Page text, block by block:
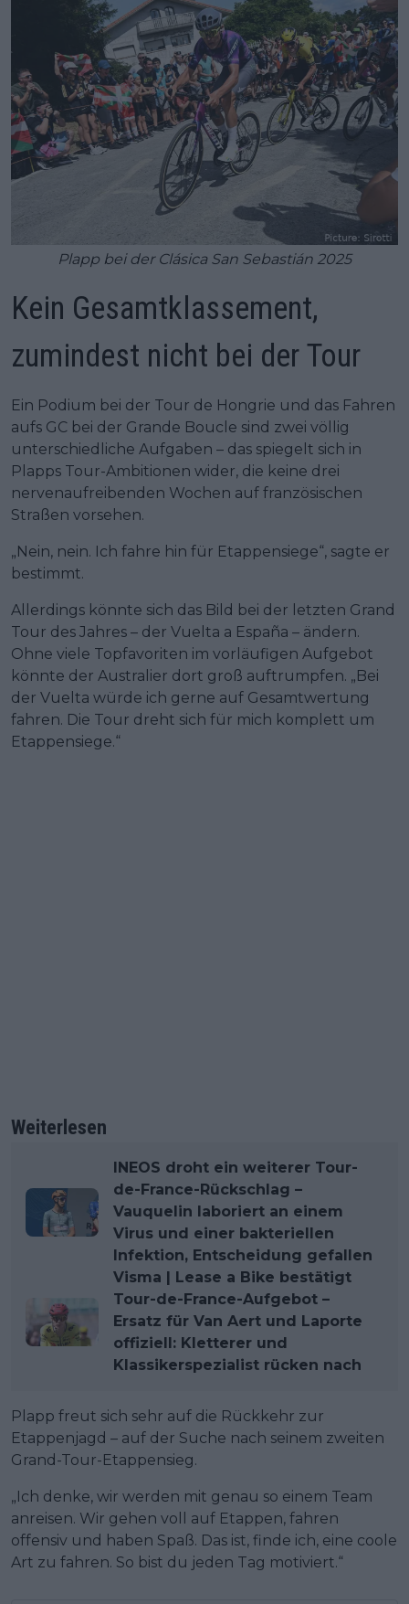
Plapp bei der Clásica San Sebastián 2025
Kein Gesamtklassement,
zumindest nicht bei der Tour
Ein Podium bei der Tour de Hongrie und das Fahren
aufs GC bei der Grande Boucle sind zwei völlig
unterschiedliche Aufgaben – das spiegelt sich in
Plapps Tour-Ambitionen wider, die keine drei
nervenaufreibenden Wochen auf französischen
Straßen vorsehen.
„Nein, nein. Ich fahre hin für Etappensiege“, sagte er
bestimmt.
Allerdings könnte sich das Bild bei der letzten Grand
Tour des Jahres – der Vuelta a España – ändern.
Ohne viele Topfavoriten im vorläufigen Aufgebot
könnte der Australier dort groß auftrumpfen. „Bei
der Vuelta würde ich gerne auf Gesamtwertung
fahren. Die Tour dreht sich für mich komplett um
Etappensiege.“
Weiterlesen
INEOS droht ein weiterer Tour-
de-France-Rückschlag –
Vauquelin laboriert an einem
Virus und einer bakteriellen
Infektion, Entscheidung gefallen
Visma | Lease a Bike bestätigt
Tour-de-France-Aufgebot –
Ersatz für Van Aert und Laporte
offiziell: Kletterer und
Klassikerspezialist rücken nach
Plapp freut sich sehr auf die Rückkehr zur
Etappenjagd – auf der Suche nach seinem zweiten
Grand-Tour-Etappensieg.
„Ich denke, wir werden mit genau so einem Team
anreisen. Wir gehen voll auf Etappen, fahren
offensiv und haben Spaß. Das ist, finde ich, eine coole
Art zu fahren. So bist du jeden Tag motiviert.“